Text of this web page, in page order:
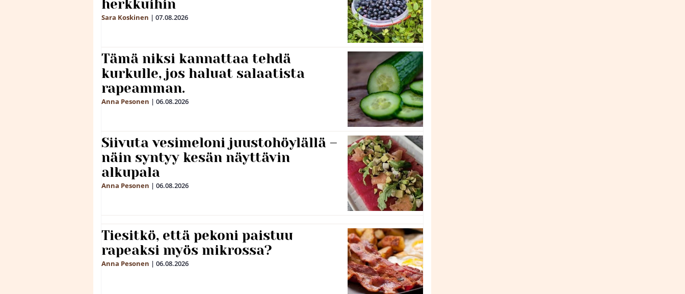
herkkuihin
Sara Koskinen | 07.08.2026
Tämä niksi kannattaa tehdä
kurkulle, jos haluat salaatista
rapeamman.
Anna Pesonen | 06.08.2026
Siivuta vesimeloni juustohöylällä –
näin syntyy kesän näyttävin
alkupala
Anna Pesonen | 06.08.2026
Tiesitkö, että pekoni paistuu
rapeaksi myös mikrossa?
Anna Pesonen | 06.08.2026